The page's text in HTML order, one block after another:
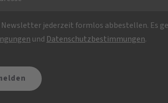
Newsletter jederzeit formlos abbestellen. Es
und Datenschutzbestimmungen.